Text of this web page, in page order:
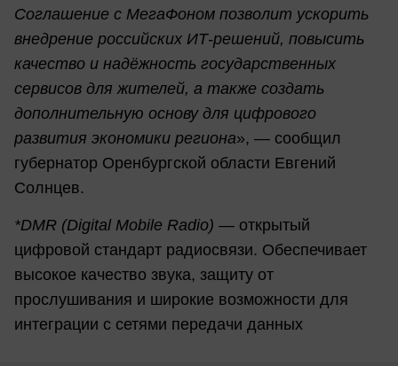
Соглашение с МегаФоном позволит ускорить
внедрение российских ИТ-решений, повысить
качество и надёжность государственных
сервисов для жителей, а также создать
дополнительную основу для цифрового
развития экономики региона», — сообщил
губернатор Оренбургской области Евгений
Солнцев.
*DMR (Digital Mobile Radio) — открытый
цифровой стандарт радиосвязи. Обеспечивает
высокое качество звука, защиту от
прослушивания и широкие возможности для
интеграции с сетями передачи данных